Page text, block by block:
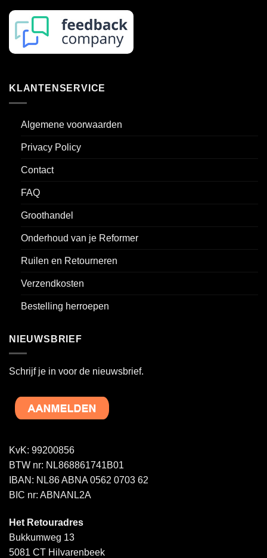
KLANTENSERVICE
Algemene voorwaarden
Privacy Policy
Contact
FAQ
Groothandel
Onderhoud van je Reformer
Ruilen en Retourneren
Verzendkosten
Bestelling herroepen
NIEUWSBRIEF
Schrijf je in voor de nieuwsbrief.
KvK: 99200856
BTW nr: NL868861741B01
IBAN: NL86 ABNA 0562 0703 62
BIC nr: ABNANL2A
Het Retouradres
Bukkumweg 13
5081 CT Hilvarenbeek